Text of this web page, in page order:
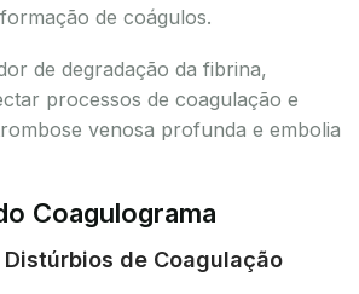
de coágulos.
de degradação da fibrina,
processos de coagulação e
venosa profunda e embolia
Coagulograma
de Coagulação